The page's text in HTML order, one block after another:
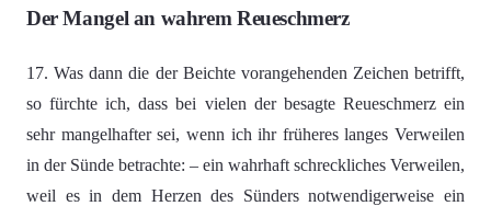
Der Mangel an wahrem Reueschmerz
17. Was dann die der Beichte vorangehenden Zeichen betrifft,
so fürchte ich, dass bei vielen der besagte Reueschmerz ein
sehr mangelhafter sei, wenn ich ihr früheres langes Verweilen
in der Sünde betrachte: – ein wahrhaft schreckliches Verweilen,
weil es in dem Herzen des Sünders notwendigerweise ein